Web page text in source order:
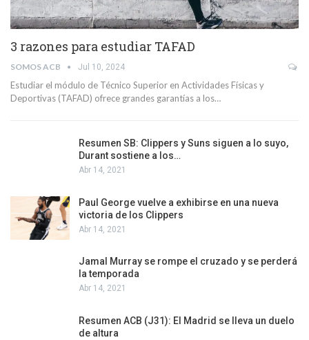
3 razones para estudiar TAFAD
SOMOS ACB Jul 10, 2024
Estudiar el módulo de Técnico Superior en Actividades Físicas y
Deportivas (TAFAD) ofrece grandes garantías a los…
Resumen SB: Clippers y Suns siguen a lo suyo,
Durant sostiene a los…
Abr 14, 2021
Paul George vuelve a exhibirse en una nueva
victoria de los Clippers
Abr 14, 2021
Jamal Murray se rompe el cruzado y se perderá
la temporada
Abr 14, 2021
Resumen ACB (J31): El Madrid se lleva un duelo
de altura